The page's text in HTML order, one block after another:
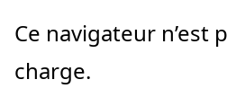
Passer
directement
au
Ce navigateur n’est
charge.